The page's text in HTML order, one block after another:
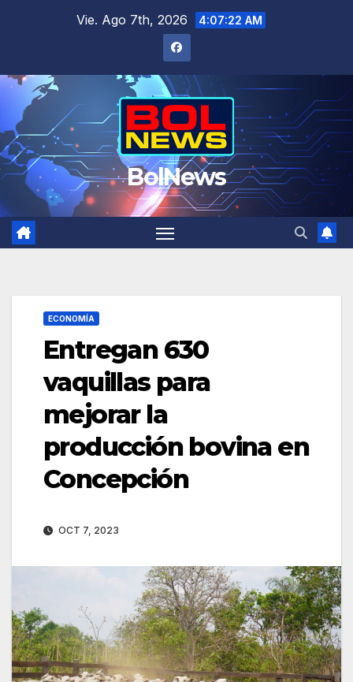
Vie. Ago 7th, 2026 4:07:23 AM
BolNews
ECONOMÍA
Entregan 630
vaquillas para
mejorar la
producción bovina en
Concepción
OCT 7, 2023